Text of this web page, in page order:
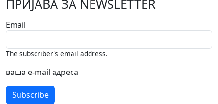
ПРИЈАВА ЗА NEWSLETTER
Email
The subscriber's email address.
ваша е-mail адреса